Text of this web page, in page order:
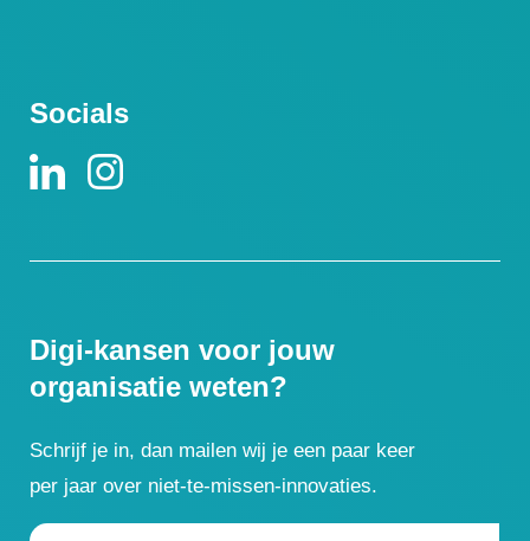
Socials
Digi-kansen voor jouw
organisatie weten?
Schrijf je in, dan mailen wij je een paar keer
per jaar over niet-te-missen-innovaties.